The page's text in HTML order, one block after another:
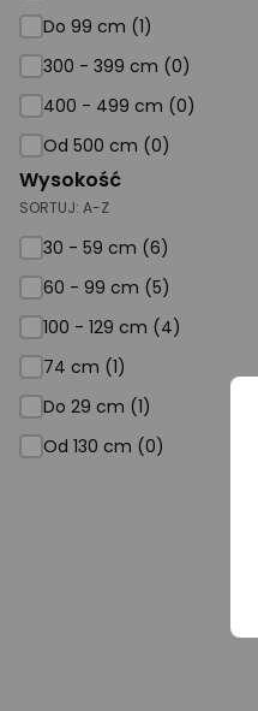
Do 99 cm (1)
300 - 399 cm (0)
400 - 499 cm (0)
Od 500 cm (0)
Wysokość
SORTUJ: A-Z
30 - 59 cm (6)
60 - 99 cm (5)
100 - 129 cm (4)
74 cm (1)
Do 29 cm (1)
Od 130 cm (0)